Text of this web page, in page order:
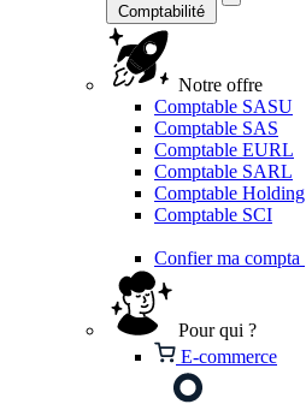
Comptabilité
Notre offre
Comptable SASU
Comptable SAS
Comptable EURL
Comptable SARL
Comptable Holding
Comptable SCI
Confier ma compta
Pour qui ?
E-commerce